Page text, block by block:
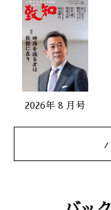
2026年 8 月号